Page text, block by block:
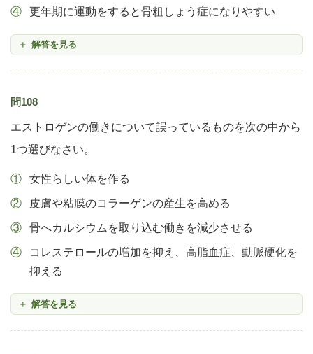
更年期に運動をすると骨粗しょう症になりやすい
解答を見る
問108
エストロゲンの働きについて誤っているものを次の中から
1つ選びなさい。
女性らしい体を作る
皮膚や粘膜のコラーゲンの産生を高める
骨へカルシウムを取り込む働きを減少させる
コレステロールの増加を抑え、高脂血症、動脈硬化を
抑える
解答を見る